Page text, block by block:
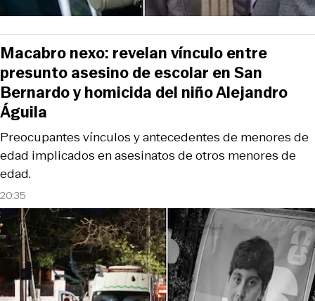
20:35
Preocupantes vínculos y antecedentes de menores de
edad implicados en asesinatos de otros menores de
edad.
Macabro nexo: revelan vínculo entre
presunto asesino de escolar en San
Bernardo y homicida del niño Alejandro
Águila